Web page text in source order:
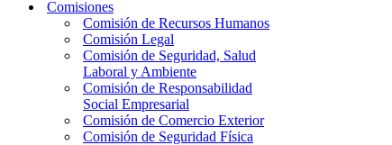
Comisiones
Comisión de Recursos Humanos
Comisión Legal
Comisión de Seguridad, Salud
Laboral y Ambiente
Comisión de Responsabilidad
Social Empresarial
Comisión de Comercio Exterior
Comisión de Seguridad Física